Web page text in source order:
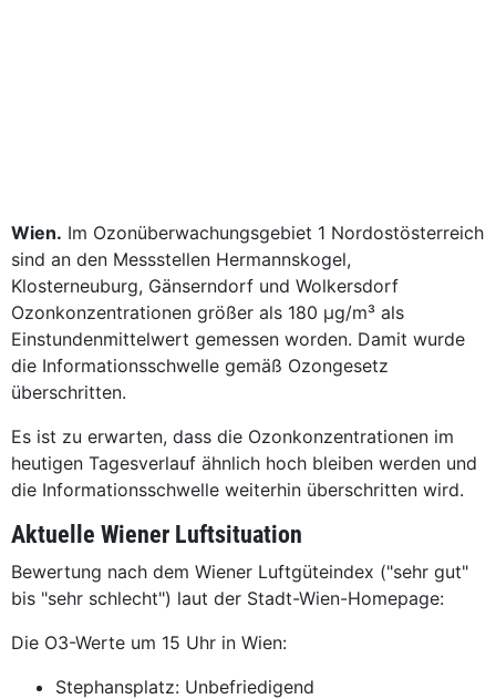
Wien. Im Ozonüberwachungsgebiet 1 Nordostösterreich
sind an den Messstellen Hermannskogel,
Klosterneuburg, Gänserndorf und Wolkersdorf
Ozonkonzentrationen größer als 180 µg/m³ als
Einstundenmittelwert gemessen worden. Damit wurde
die Informationsschwelle gemäß Ozongesetz
überschritten.
Es ist zu erwarten, dass die Ozonkonzentrationen im
heutigen Tagesverlauf ähnlich hoch bleiben werden und
die Informationsschwelle weiterhin überschritten wird.
Aktuelle Wiener Luftsituation
Bewertung nach dem Wiener Luftgüteindex ("sehr gut"
bis "sehr schlecht") laut der Stadt-Wien-Homepage:
Die O3-Werte um 15 Uhr in Wien:
Stephansplatz: Unbefriedigend